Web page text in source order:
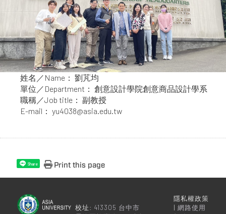
姓名／Name： 劉芃均
單位／Department： 創意設計學院創意商品設計學系
職稱／Job title： 副教授
E-mail： yu4038@asia.edu.tw
Share Print this page
校址: 413305 台中市
隱私權政策
| 網路使用